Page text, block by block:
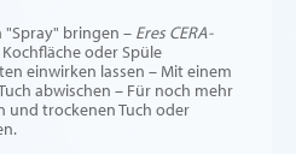
"Spray" bringen – Eres CERA-
oder Spüle
einwirken lassen – Mit einem
abwischen – Für noch mehr
und trockenen Tuch oder